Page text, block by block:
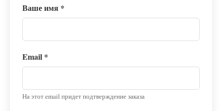
Ваше имя *
Email *
На этот email придет подтверждение заказа